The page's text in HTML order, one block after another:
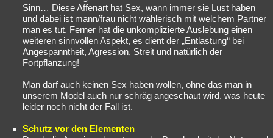
Sinn… Diese Affenart hat Sex, wann immer sie Lust haben
und dabei ist mann/frau nicht wählerisch mit welchem Partner
man es tut. Ferner hat die unkomplizierte Auslebung einen
weiteren sinnvollen Aspekt, es dient der „Entlastung“ bei
Angespanntheit, Agression, Streit und natürlich der
Fortpflanzung!
Man darf auch keinen Sex haben wollen, ohne das man in
unserem Model auch nur schräg angeschaut wird, was heute
leider noch nicht der Fall ist.
Schutz vor den Elementen